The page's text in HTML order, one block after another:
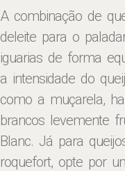
A combinação de
deleite para o
iguarias de forma
a intensidade do
como a muçarela,
brancos levemente
Blanc. Já para
roquefort, opte por